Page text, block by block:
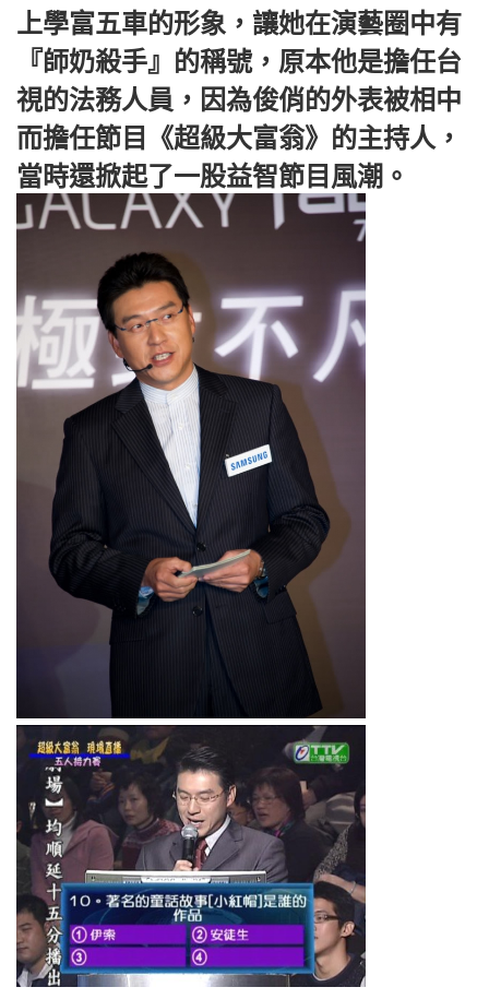
上學富五車的形象，讓她在演藝圈中有
『師奶殺手』的稱號，原本他是擔任台
視的法務人員，因為俊俏的外表被相中
而擔任節目《超級大富翁》的主持人，
當時還掀起了一股益智節目風潮。